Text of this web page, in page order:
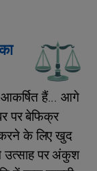
हैं... आगे
पर बेफिक्र
के लिए खुद
उत्साह पर अंकुश